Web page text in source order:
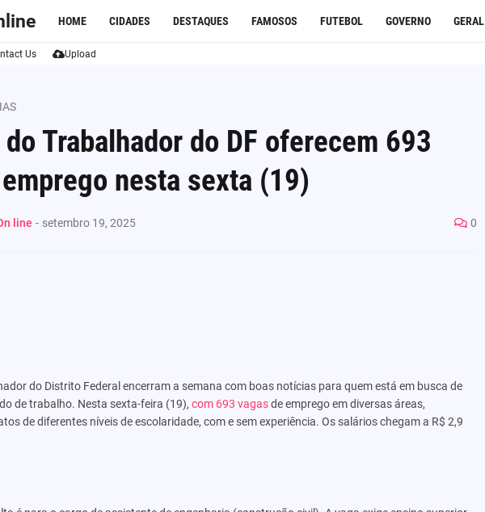
HOME CIDADES DESTAQUES FAMOSOS FUTEBOL GOVERNO GERAL
Us Upload
Trabalhador do DF oferecem 693
nesta sexta (19)
line - setembro 19, 2025 0
do Distrito Federal encerram a semana com boas notícias para quem está em busca de
de trabalho. Nesta sexta-feira (19), com 693 vagasde emprego em diversas áreas,
de diferentes níveis de escolaridade, com e sem experiência. Os salários chegam a R$ 2,9